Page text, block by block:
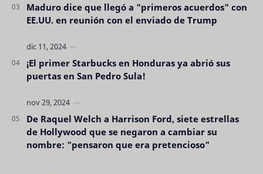
Maduro dice que llegó a "primeros acuerdos" con
EE.UU. en reunión con el enviado de Trump
¡El primer Starbucks en Honduras ya abrió sus
puertas en San Pedro Sula!
De Raquel Welch a Harrison Ford, siete estrellas
de Hollywood que se negaron a cambiar su
nombre: "pensaron que era pretencioso"